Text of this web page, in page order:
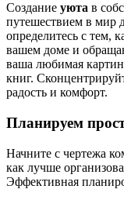
Создание уюта в
путешествием в мир
определитесь с тем,
вашем доме и
ваша любимая
книг.
радость и комфорт.
Планируем
Начните с чертежа
как лучше
Эффективная